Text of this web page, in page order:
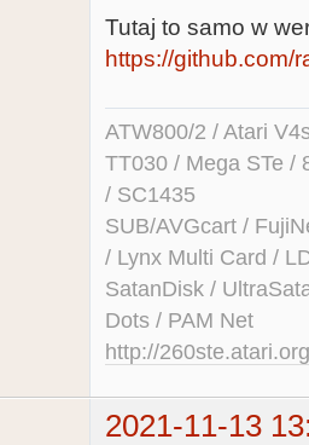
Tutaj to samo w
https://github.com/
ATW800/2 / Atari
TT030 / Mega STe /
/ SC1435
SUB/AVGcart /
/ Lynx Multi Card /
SatanDisk /
Dots / PAM Net
http://260ste.atari.org
2021-11-13